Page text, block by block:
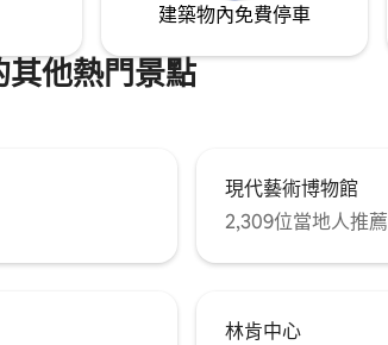
建築物內免費停車
其他熱門景點
現代藝術博物館
2,309位當地人推薦
林肯中心